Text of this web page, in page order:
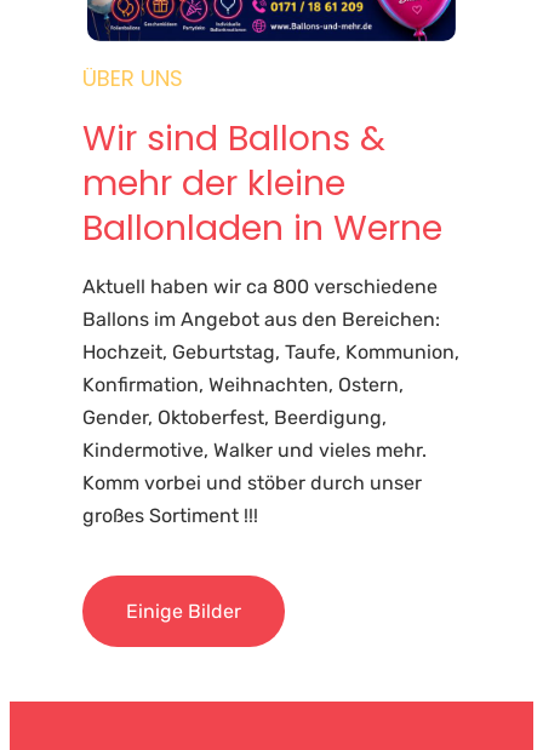
ÜBER UNS
Wir sind Ballons &
mehr der kleine
Ballonladen in Werne
Aktuell haben wir ca 800 verschiedene
Ballons im Angebot aus den Bereichen:
Hochzeit, Geburtstag, Taufe, Kommunion,
Konfirmation, Weihnachten, Ostern,
Gender, Oktoberfest, Beerdigung,
Kindermotive, Walker und vieles mehr.
Komm vorbei und stöber durch unser
großes Sortiment !!!
Einige Bilder